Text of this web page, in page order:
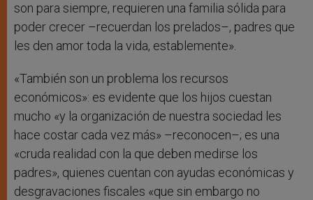
son para siempre, requieren una familia sólida para
poder crecer –recuerdan los prelados–, padres que
les den amor toda la vida, establemente».
«También son un problema los recursos
económicos»: es evidente que los hijos cuestan
mucho «y la organización de nuestra sociedad les
hace costar cada vez más» –reconocen–; es una
«cruda realidad con la que deben medirse los
padres», quienes cuentan con ayudas económicas y
desgravaciones fiscales «que sin embargo no